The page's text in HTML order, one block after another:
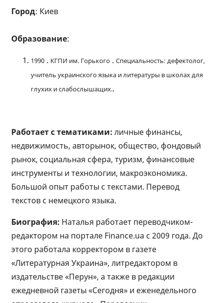
Город: Киев
Образование:
1990 . КГПИ им. Горького . Специальность: дефектолог,
учитель украинского языка и литературы в школах для
глухих и слабослышащих..
Работает с тематиками: личные финансы,
недвижимость, авторынок, общество, фондовый
рынок, социальная сфера, туризм, финансовые
инструменты и технологии, макроэкономика.
Большой опыт работы с текстами. Перевод
текстов с немецкого языка.
Биография: Наталья работает переводчиком-
редактором на портале Finance.ua с 2009 года. До
этого работала корректором в газете
«Литературная Украина», литредактором в
издательстве «Перун», а также в редакции
ежедневной газеты «Сегодня» и еженедельного